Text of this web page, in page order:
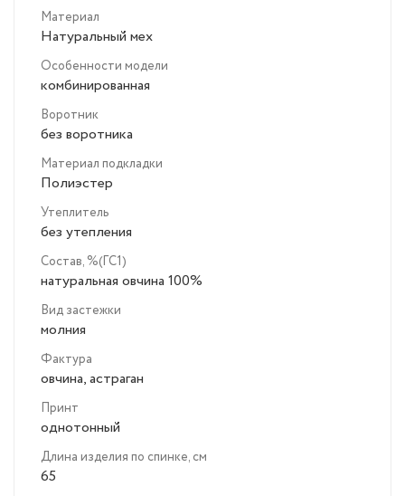
Материал
Натуральный мех
Особенности модели
комбинированная
Воротник
без воротника
Материал подкладки
Полиэстер
Утеплитель
без утепления
Состав, %(ГС1)
натуральная овчина 100%
Вид застежки
молния
Фактура
овчина, астраган
Принт
однотонный
Длина изделия по спинке, см
65